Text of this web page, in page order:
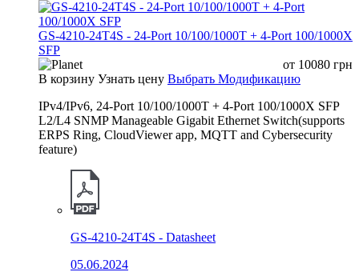
GS-4210-24T4S - 24-Port 10/100/1000T + 4-Port 100/1000X
SFP
от 10080 грн
В корзину Узнать цену Выбрать Модификацию
IPv4/IPv6, 24-Port 10/100/1000T + 4-Port 100/1000X SFP
L2/L4 SNMP Manageable Gigabit Ethernet Switch(supports
ERPS Ring, CloudViewer app, MQTT and Cybersecurity
feature)
GS-4210-24T4S - Datasheet
05.06.2024